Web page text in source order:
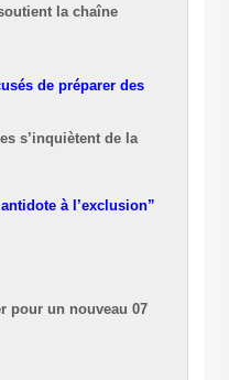
la chaîne
de préparer des
s’inquiètent de la
à l’exclusion”
pour un nouveau 07